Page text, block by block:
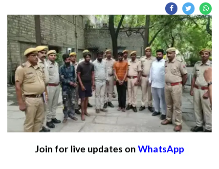
Join for live updates on WhatsApp